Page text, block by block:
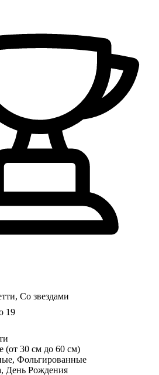
Со звездами
19
(от 30 см до 60 см)
Фольгированные
День Рождения